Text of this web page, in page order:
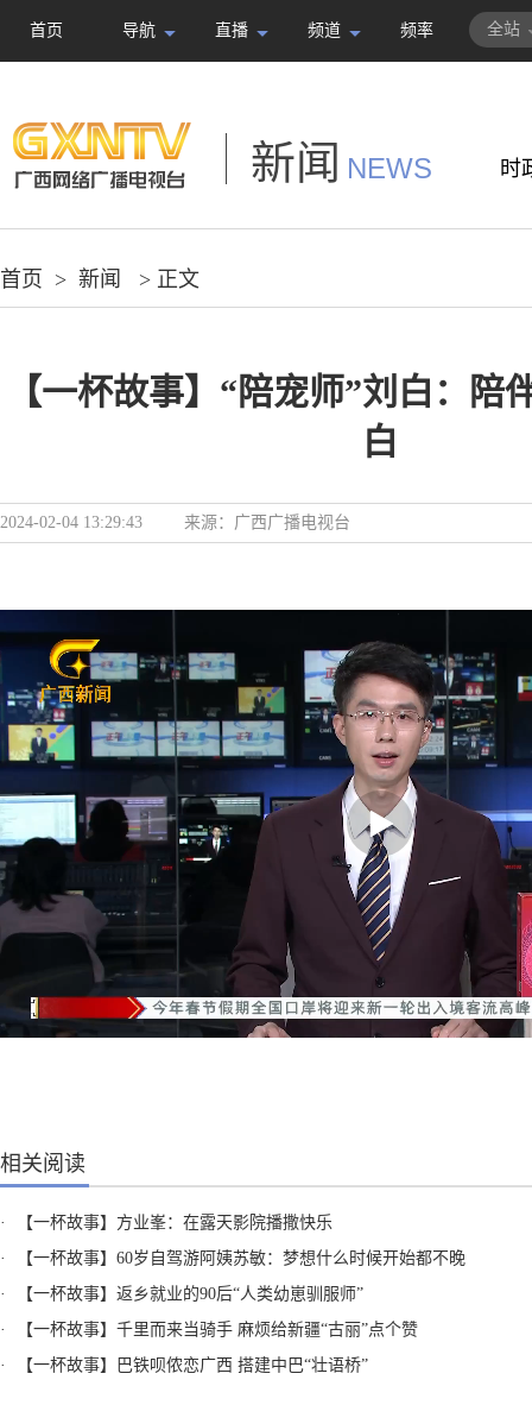
首页 导航 直播 频道 频率 全站
新闻 NEWS 时
首页 > 新闻 > 正文
【一杯故事】“陪宠师”刘白：陪
白
2024-02-04 13:29:43 来源： 广西广播电视台
相关阅读
·
【一杯故事】方业峯：在露天影院播撒快乐
·
【一杯故事】60岁自驾游阿姨苏敏：梦想什么时候开始都不晚
·
【一杯故事】返乡就业的90后“人类幼崽驯服师”
·
【一杯故事】千里而来当骑手 麻烦给新疆“古丽”点个赞
·
【一杯故事】巴铁呗侬恋广西 搭建中巴“壮语桥”